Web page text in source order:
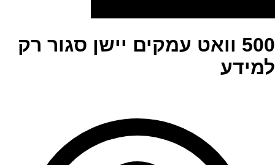
500 וואט עמקים יישן סגור רק
למידע